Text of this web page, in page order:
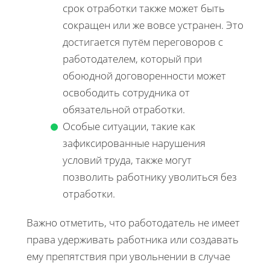
срок отработки также может быть
сокращен или же вовсе устранен. Это
достигается путём переговоров с
работодателем, который при
обоюдной договоренности может
освободить сотрудника от
обязательной отработки.
Особые ситуации, такие как
зафиксированные нарушения
условий труда, также могут
позволить работнику уволиться без
отработки.
Важно отметить, что работодатель не имеет
права удерживать работника или создавать
ему препятствия при увольнении в случае